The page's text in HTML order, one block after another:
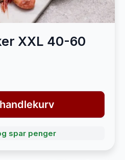
XXL 40-60
spar penger